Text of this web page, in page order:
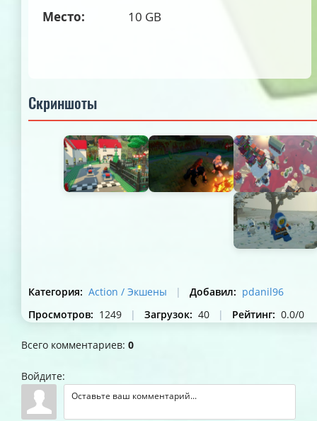
Место:
10 GB
Скриншоты
Категория: Action / Экшены | Добавил: pdanil96
Просмотров: 1249 | Загрузок: 40 | Рейтинг: 0.0/0
Всего комментариев: 0
Войдите: